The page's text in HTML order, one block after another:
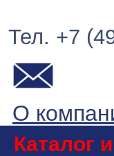
Тел. +7
О
Каталог